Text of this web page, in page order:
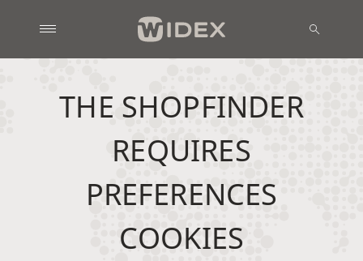
THE SHOPFINDER
REQUIRES
PREFERENCES
COOKIES